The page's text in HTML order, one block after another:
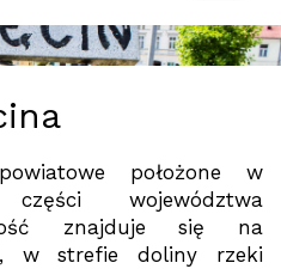
położone w
części województwa
znajduje się na
w strefie doliny rzeki